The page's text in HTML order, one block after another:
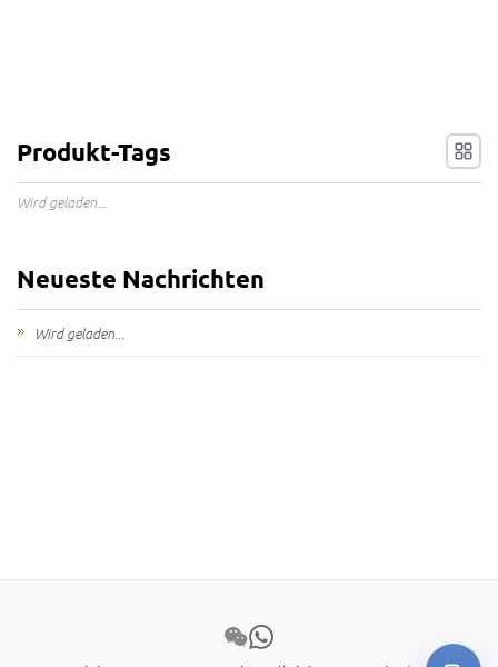
Produkt-Tags
Wird geladen...
Neueste Nachrichten
Wird geladen...